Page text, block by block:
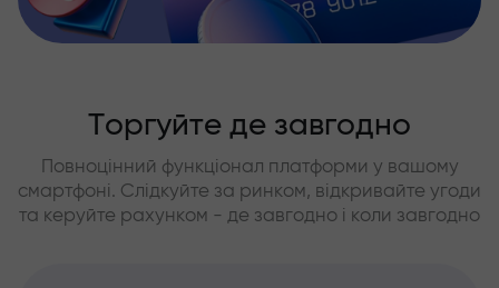
Торгуйте де завгодно
Повноцінний функціонал платформи у вашому
смартфоні. Слідкуйте за ринком, відкривайте угоди
та керуйте рахунком - де завгодно і коли завгодно